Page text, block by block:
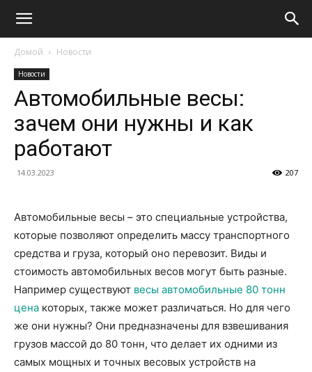
Домой Новости
Новости
Автомобильные весы:
зачем они нужны и как
работают
14.03.2023 207
Автомобильные весы – это специальные устройства,
которые позволяют определить массу транспортного
средства и груза, который оно перевозит. Виды и
стоимость автомобильных весов могут быть разные.
Например существуют весы автомобильные 80 тонн
цена которых, также может различаться. Но для чего
же они нужны? Они предназначены для взвешивания
грузов массой до 80 тонн, что делает их одними из
самых мощных и точных весовых устройств на